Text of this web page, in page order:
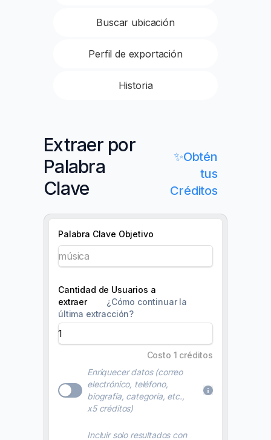
Buscar ubicación
Perfil de exportación
Historia
Extraer por
Palabra
Clave
✨Obtén
tus
Créditos
Palabra Clave Objetivo
Cantidad de Usuarios a
extraer
¿Cómo continuar la
última extracción?
Costo 1 créditos
Enriquecer datos (correo
electrónico, teléfono,
biografía, categoría, etc.,
x5 créditos)
Incluir solo resultados con